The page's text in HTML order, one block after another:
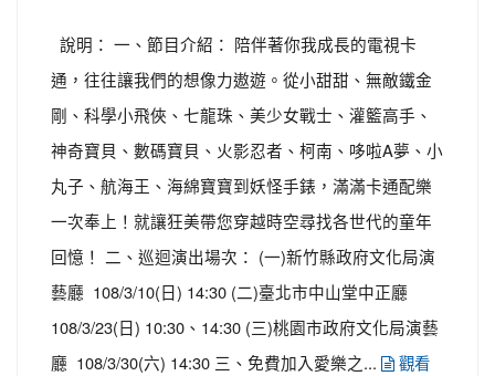
說明： 一、節目介紹： 陪伴著你我成長的電視卡
通，往往讓我們的想像力遨遊。從小甜甜、無敵鐵金
剛、科學小飛俠、七龍珠、美少女戰士、灌籃高手、
神奇寶貝、數碼寶貝、火影忍者、柯南、哆啦A夢、小
丸子、航海王、海綿寶寶到妖怪手錶，滿滿卡通配樂
一次奉上！就讓狂美帶您穿越時空尋找各世代的童年
回憶！ 二、巡迴演出場次： (一)新竹縣政府文化局演
藝廳 108/3/10(日) 14:30 (二)臺北市中山堂中正廳
108/3/23(日) 10:30、14:30 (三)桃園市政府文化局演藝
廳 108/3/30(六) 14:30 三、免費加入愛樂之...
觀看